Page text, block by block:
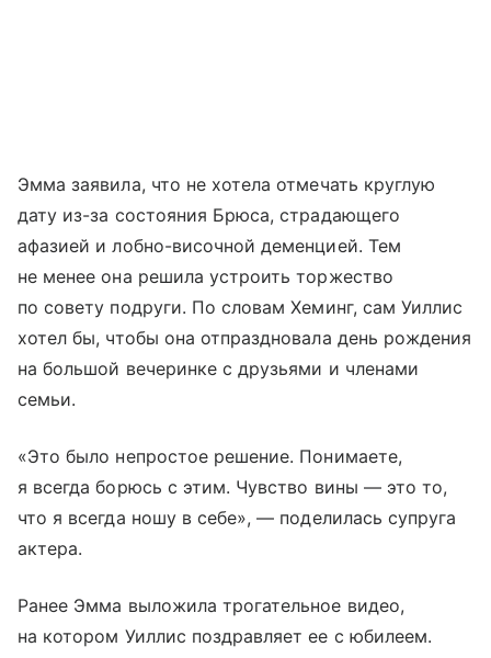
Эмма заявила, что не хотела отмечать круглую
дату из-за состояния Брюса, страдающего
афазией и лобно-височной деменцией. Тем
не менее она решила устроить торжество
по совету подруги. По словам Хеминг, сам Уиллис
хотел бы, чтобы она отпраздновала день рождения
на большой вечеринке с друзьями и членами
семьи.
«Это было непростое решение. Понимаете,
я всегда борюсь с этим. Чувство вины — это то,
что я всегда ношу в себе», — поделилась супруга
актера.
Ранее Эмма выложила трогательное видео,
на котором Уиллис поздравляет ее с юбилеем.